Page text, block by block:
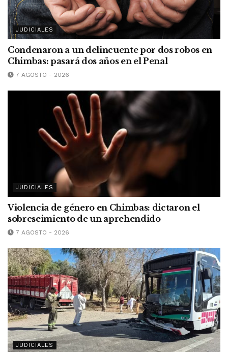
JUDICIALES
Condenaron a un delincuente por dos robos en
Chimbas: pasará dos años en el Penal
7 AGOSTO - 2026
JUDICIALES
Violencia de género en Chimbas: dictaron el
sobreseimiento de un aprehendido
7 AGOSTO - 2026
JUDICIALES